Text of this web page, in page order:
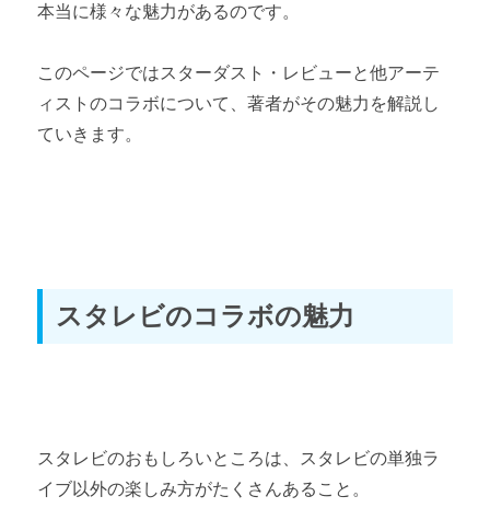
スタレビの楽しみ方③ 【根本要のラジオ番組】
本当に様々な魅力があるのです。
このページではスターダスト・レビューと他アーテ
ィストのコラボについて、著者がその魅力を解説し
ていきます。
スタレビのコラボの魅力
スタレビのおもしろいところは、スタレビの単独ラ
イブ以外の楽しみ方がたくさんあること。